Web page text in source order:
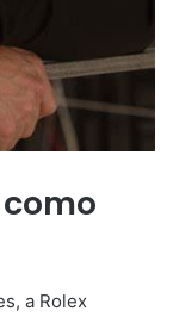
a Rolex